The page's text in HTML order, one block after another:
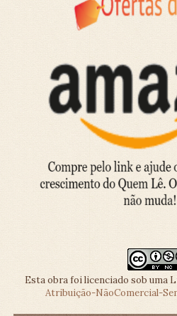
Esta obra foi licenciado sob uma
Atribuição-NãoComercial-